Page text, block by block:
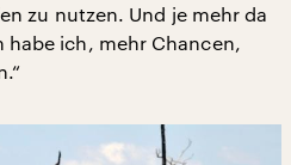
zu nutzen. Und je mehr da
ich, mehr Chancen,